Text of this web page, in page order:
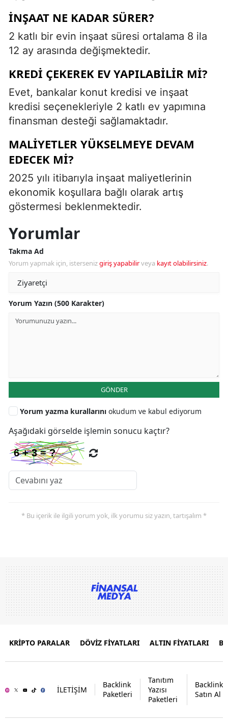
İNŞAAT NE KADAR SÜRER?
2 katlı bir evin inşaat süresi ortalama 8 ila
12 ay arasında değişmektedir.
KREDI ÇEKEREK EV YAPILABILIR MI?
Evet, bankalar konut kredisi ve inşaat
kredisi seçenekleriyle 2 katlı ev yapımına
finansman desteği sağlamaktadır.
MALIYETLER YÜKSELMEYE DEVAM
EDECEK MI?
2025 yılı itibarıyla inşaat maliyetlerinin
ekonomik koşullara bağlı olarak artış
göstermesi beklenmektedir.
Yorumlar
Takma Ad
Yorum yapmak için, istersenizgiriş yapabilirveya kayıt olabilirsiniz.
Yorum Yazın (500 Karakter)
GÖNDER
Yorum yazma kurallarını okudum ve kabul ediyorum
Aşağıdaki görselde işlemin sonucu kaçtır?
* Bu içerik ile ilgili yorum yok, ilk yorumu siz yazın, tartışalım *
KRİPTO PARALAR DÖVİZ FİYATLARI ALTIN FİYATLARI
İLETİŞİM
Backlink
Paketleri
Tanıtım
Yazısı
Paketleri
Backlink
Satın Al